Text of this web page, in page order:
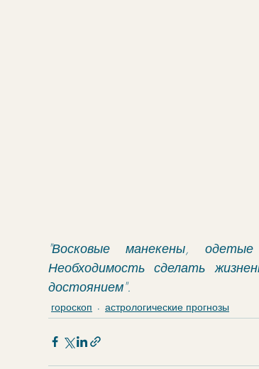
"Восковые манекены,
Необходимость сделать
достоянием".
гороскоп астрологические прогнозы